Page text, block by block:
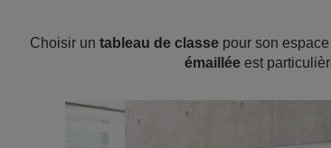
Choisir un tableau de classe pour son
émaillée est